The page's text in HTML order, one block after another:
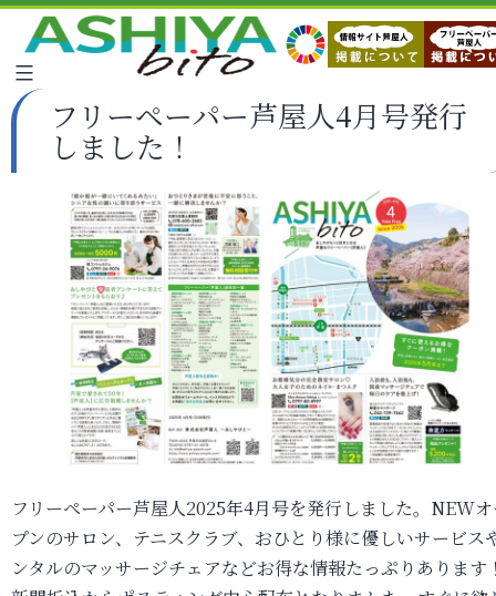
フリーペーパー芦屋人4月号発行
しました！
フリーペーパー芦屋人2025年4月号を発行しました。NEW
プンのサロン、テニスクラブ、おひとり様に優しいサービス
ンタルのマッサージチェアなどお得な情報たっぷりあります